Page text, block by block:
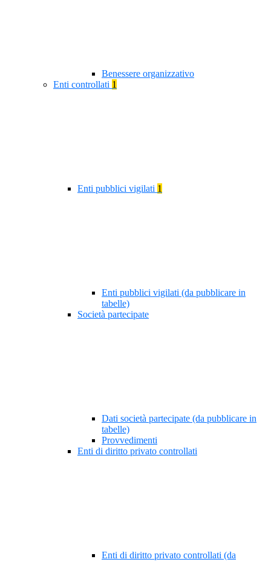
Benessere organizzativo
Enti controllati 1
Enti pubblici vigilati 1
Enti pubblici vigilati (da pubblicare in
tabelle)
Società partecipate
Dati società partecipate (da pubblicare in
tabelle)
Provvedimenti
Enti di diritto privato controllati
Enti di diritto privato controllati (da